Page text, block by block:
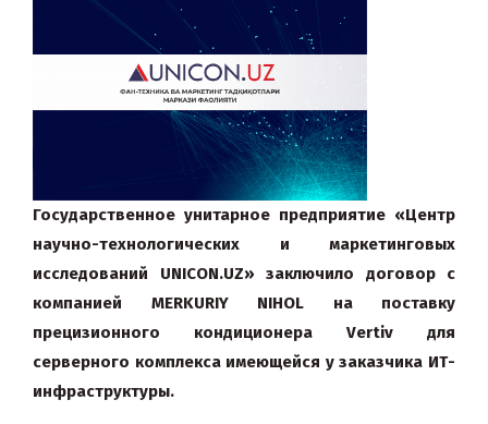
Государственное унитарное предприятие «Центр
научно-технологических и маркетинговых
исследований UNICON.UZ» заключило договор с
компанией MERKURIY NIHOL на поставку
прецизионного кондиционера Vertiv для
серверного комплекса имеющейся у заказчика ИТ-
инфраструктуры.